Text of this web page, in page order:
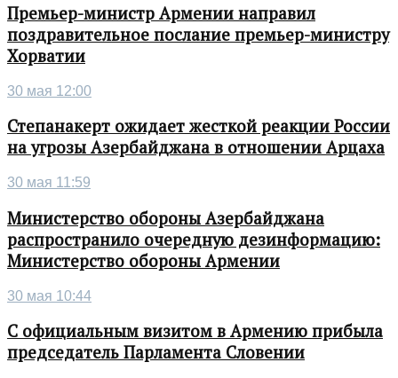
Премьер-министр Армении направил
поздравительное послание премьер-министру
Хорватии
30 мая 12:00
Степанакерт ожидает жесткой реакции России
на угрозы Азербайджана в отношении Арцаха
30 мая 11:59
Министерство обороны Азербайджана
распространило очередную дезинформацию:
Министерство обороны Армении
30 мая 10:44
С официальным визитом в Армению прибыла
председатель Парламента Словении